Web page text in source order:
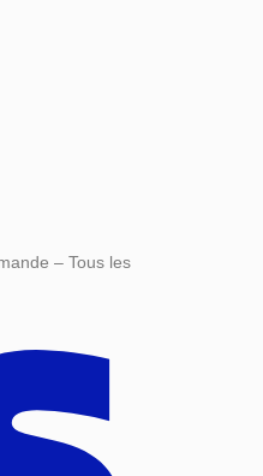
– Tous les